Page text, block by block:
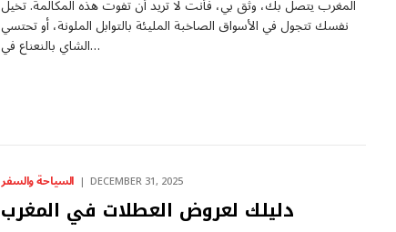
المغرب يتصل بك، وثق بي، فأنت لا تريد أن تفوت هذه المكالمة. تخيل
نفسك تتجول في الأسواق الصاخبة المليئة بالتوابل الملونة، أو تحتسي
الشاي بالنعناع في…
السياحة والسفر DECEMBER 31, 2025
دليلك لعروض العطلات في المغرب